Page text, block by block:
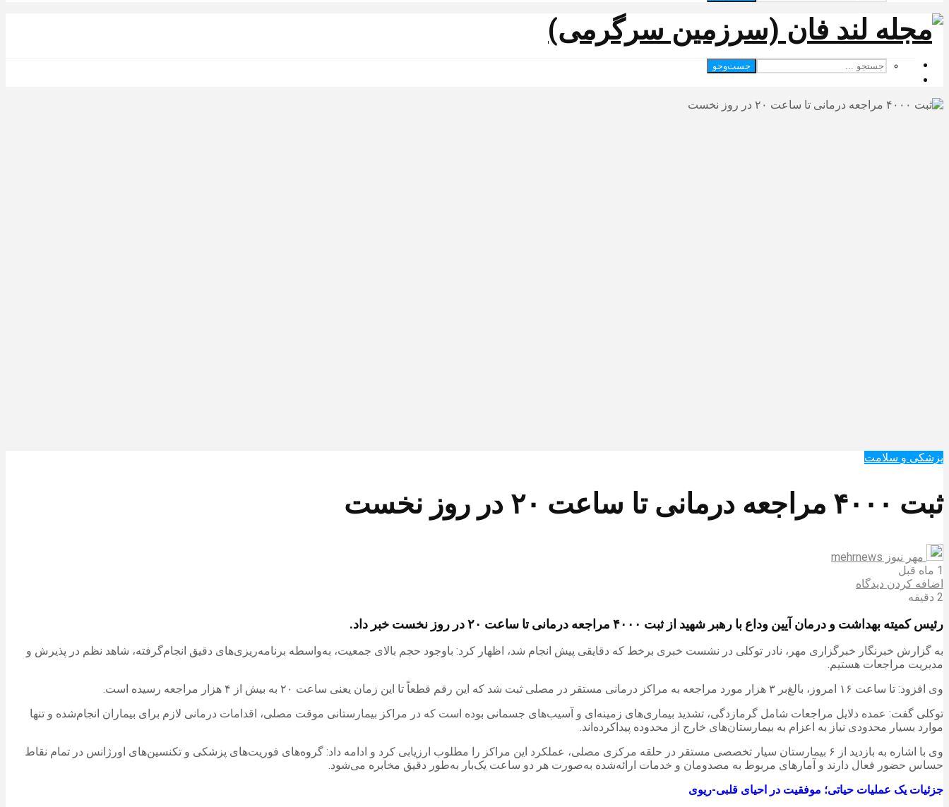
جست‌وجو
پزشکی و سلامت
ثبت ۴۰۰۰ مراجعه درمانی تا ساعت ۲۰ در روز نخست
مهر نیوز mehrnews
1 ماه قبل
اضافه کردن دیدگاه
2 دقیقه
رئیس کمیته بهداشت و درمان آیین وداع با رهبر شهید از ثبت ۴۰۰۰ مراجعه درمانی تا ساعت ۲۰ در روز نخست خبر داد.
به گزارش خبرنگار خبرگزاری مهر، نادر توکلی در نشست خبری برخط که دقایقی پیش انجام شد، اظهار کرد: باوجود حجم بالای جمعیت، به‌واسطه برنامه‌ریزی‌های دقیق انجام‌گرفته، شاهد نظم در پذیرش و
مدیریت مراجعات هستیم.
وی افزود: تا ساعت ۱۶ امروز، بالغ‌بر ۳ هزار مورد مراجعه به مراکز درمانی مستقر در مصلی ثبت شد که این رقم قطعاً تا این زمان یعنی ساعت ۲۰ به بیش از ۴ هزار مراجعه رسیده است.
توکلی گفت: عمده دلایل مراجعات شامل گرمازدگی، تشدید بیماری‌های زمینه‌ای و آسیب‌های جسمانی بوده است که در مراکز بیمارستانی موقت مصلی، اقدامات درمانی لازم برای بیماران انجام‌شده و تنها
موارد بسیار محدودی نیاز به اعزام به بیمارستان‌های خارج از محدوده پیداکرده‌اند.
وی با اشاره به بازدید از ۶ بیمارستان سیار تخصصی مستقر در حلقه مرکزی مصلی، عملکرد این مراکز را مطلوب ارزیابی کرد و ادامه داد: گروه‌های فوریت‌های پزشکی و تکنسین‌های اورژانس در تمام نقاط
حساس حضور فعال دارند و آمارهای مربوط به مصدومان و خدمات ارائه‌شده به‌صورت هر دو ساعت یک‌بار به‌طور دقیق مخابره می‌شود.
جزئیات یک عملیات حیاتی؛ موفقیت در احیای قلبی-ریوی